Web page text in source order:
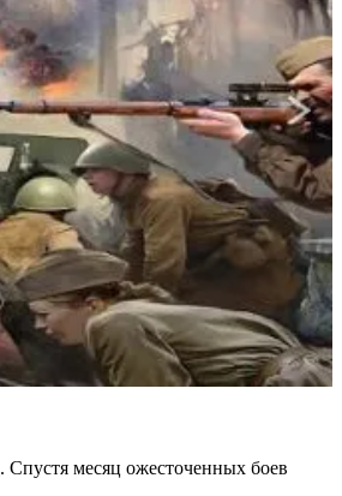
. Спустя месяц ожесточенных боев